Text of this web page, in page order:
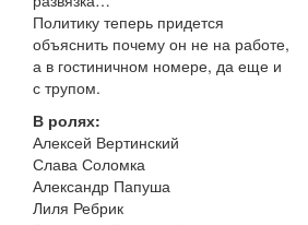
Политику теперь придется
объяснить почему он не на работе,
а в гостиничном номере, да еще и
с трупом.
В ролях:
Алексей Вертинский
Слава Соломка
Александр Папуша
Лиля Ребрик